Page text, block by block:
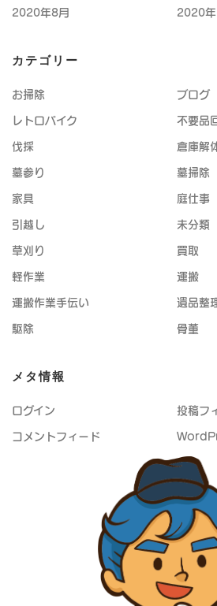
2020年8月 2020年
カテゴリー
お掃除 ブログ
レトロバイク 不要品
伐採 倉庫解
墓参り 墓掃除
家具 庭仕事
引越し 未分類
草刈り 買取
軽作業 運搬
運搬作業手伝い 遺品整
駆除 骨董
メタ情報
ログイン 投稿フ
コメントフィード